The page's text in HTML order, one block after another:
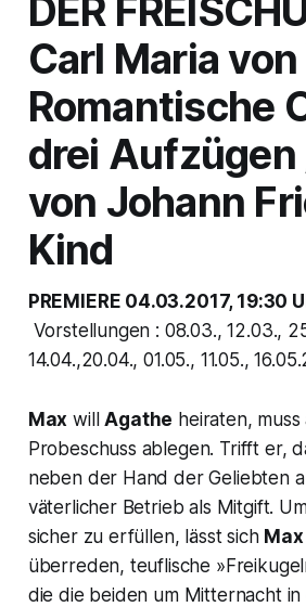
DER
Carl Maria
Romantische
drei
von Johann
Kind
PREMIERE 04.03.2017, 19:30
Vorstellungen : 08.03., 12.03.,
14.04.,20.04., 01.05., 11.05.,
Max willAgathe heiraten,
Probeschuss ablegen. Trifft er,
neben der Hand der Geliebten
väterlicher Betrieb als Mitgift.
sicher zu erfüllen, lässt sich Max
überreden, teuflische
die die beiden um Mitternacht